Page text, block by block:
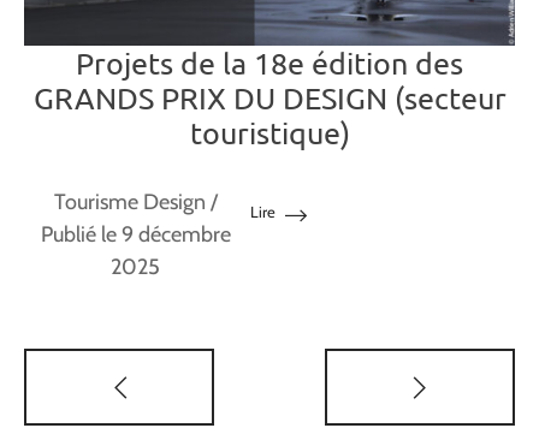
Projets de la 18e édition des
GRANDS PRIX DU DESIGN (secteur
touristique)
Tourisme Design /
Publié le 9 décembre
2025
Lire